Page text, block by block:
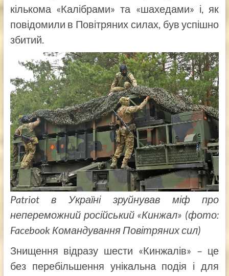
кількома «Калібрами» та «шахедами» і, як
повідомили в Повітряних силах, був успішно
збитий.
Patriot в Україні зруйнував міф про
непереможний російський «Кинжал» (фото:
Facebook Командування Повітряних сил)
Знищення відразу шести «Кинжалів» – це
без перебільшення унікальна подія і для